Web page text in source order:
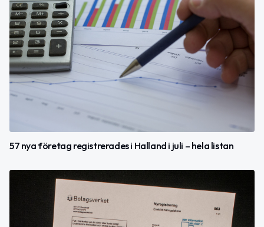
57 nya företag registrerades i Halland i juli – hela listan